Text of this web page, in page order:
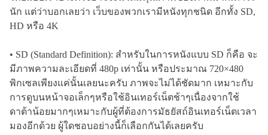
นัก แต่ว่าบอกเลยว่า เว็บของพวกเรามีหนังทุกชนิด อีกทั้ง SD,
HD หรือ 4K
• SD (Standard Definition): สำหรับในการหนังแบบ SD ก็คือ จะ
มีภาพความละเอียดที่ 480p เท่านั้น หรือประมาณ 720×480
พิกเซลเพียงแค่นั้นเลยนะครับ ภาพจะไม่ได้ชัดมาก เหมาะกับ
การดูบนหน้าจอเล็กๆหรือใช้อินเทอร์เน็ตช้าๆเนื่องจากใช้
ดาต้าน้อยมากๆเหมาะกับผู้ที่ต้องการมัธยัสถ์อินเทอร์เน็ตเวลา
มองอีกด้วย ผู้ใดชอบอย่างนี้ก็เลือกกันได้เลยครับ